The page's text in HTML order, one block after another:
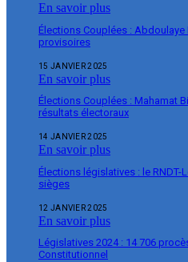
En savoir plus
Élections Couplées :
provisoires
15 JANVIER 2025
En savoir plus
Élections Couplées : Mahamat
résultats électoraux
14 JANVIER 2025
En savoir plus
Élections législatives : le RNDT-
sièges
12 JANVIER 2025
En savoir plus
Législatives 2024 : 14 706
Constitutionnel